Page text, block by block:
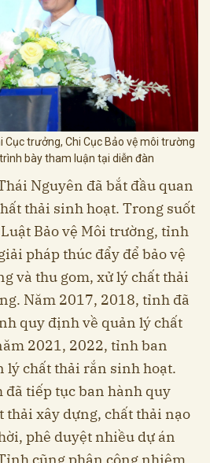
Cục trưởng, Chi Cục Bảo vệ môi trường
bày tham luận tại diễn đàn
Nguyên đã bắt đầu quan
thải sinh hoạt. Trong suốt
Bảo vệ Môi trường, tỉnh
pháp thúc đẩy để bảo vệ
và thu gom, xử lý chất thải
Năm 2017, 2018, tỉnh đã
quy định về quản lý chất
2021, 2022, tỉnh ban
lý chất thải rắn sinh hoạt.
tiếp tục ban hành quy
thải xây dựng, chất thải nạo
phê duyệt nhiều dự án